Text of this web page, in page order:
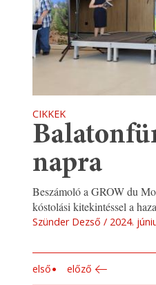
CIKKEK
napra
Beszámoló a GROW du
kóstolási kitekintéssel a
Szünder Dezső 2024.
első előző